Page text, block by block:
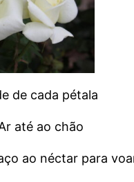
de cada pétala
até ao chão
ao néctar para